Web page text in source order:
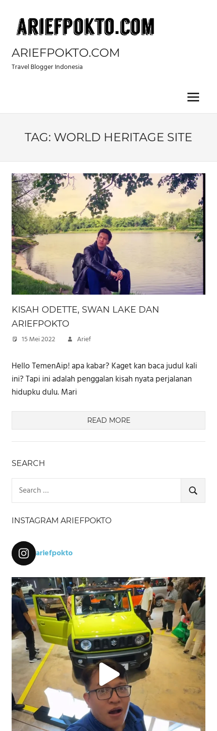
content
ARIEFPOKTO.COM
Travel Blogger Indonesia
Menu
TAG: WORLD HERITAGE SITE
KISAH ODETTE, SWAN LAKE⁣⁣⁣ ⁣⁣⁣DAN
ARIEFPOKTO
15 Mei 2022 Arief
Hello TemenAip! apa kabar? Kaget kan baca judul kali
ini? Tapi ini adalah penggalan kisah nyata perjalanan
hidupku dulu. Mari
READ MORE
SEARCH
for:
SEARCH
INSTAGRAM ARIEFPOKTO
ariefpokto